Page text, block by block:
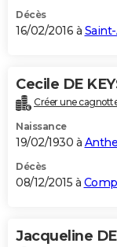
Décès
16/02/2016 à
Cecile DE
Créer une
Naissance
19/02/1930 à
Décès
08/12/2015 à
Jacqueline DE